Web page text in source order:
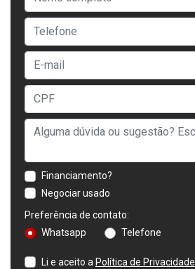
Financiamento?
Negociar usado
Preferência de contato:
Whatsapp
Telefone
Li e aceito a Política de Privacidade